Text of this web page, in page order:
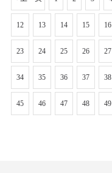
12 13 14 15 16
23 24 25 26 27
34 35 36 37 38
45 46 47 48 49